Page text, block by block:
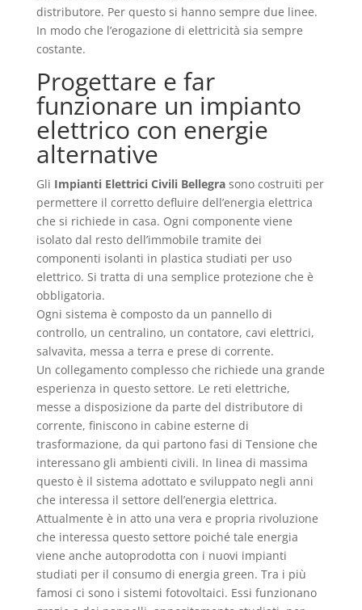
distributore. Per questo si hanno sempre due linee.
In modo che l’erogazione di elettricità sia sempre
costante.
Progettare e far
funzionare un impianto
elettrico con energie
alternative
Gli Impianti Elettrici Civili Bellegrasono costruiti per
permettere il corretto defluire dell’energia elettrica
che si richiede in casa. Ogni componente viene
isolato dal resto dell’immobile tramite dei
componenti isolanti in plastica studiati per uso
elettrico. Si tratta di una semplice protezione che è
obbligatoria.
Ogni sistema è composto da un pannello di
controllo, un centralino, un contatore, cavi elettrici,
salvavita, messa a terra e prese di corrente.
Un collegamento complesso che richiede una grande
esperienza in questo settore. Le reti elettriche,
messe a disposizione da parte del distributore di
corrente, finiscono in cabine esterne di
trasformazione, da qui partono fasi di Tensione che
interessano gli ambienti civili. In linea di massima
questo è il sistema adottato e sviluppato negli anni
che interessa il settore dell’energia elettrica.
Attualmente è in atto una vera e propria rivoluzione
che interessa questo settore poiché tale energia
viene anche autoprodotta con i nuovi impianti
studiati per il consumo di energia green. Tra i più
famosi ci sono i sistemi fotovoltaici. Essi funzionano